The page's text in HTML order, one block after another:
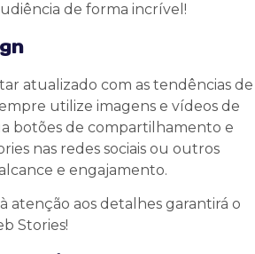
de forma incrível!
atualizado com as tendências de
utilize imagens e vídeos de
botões de compartilhamento e
nas redes sociais ou outros
e engajamento.
atenção aos detalhes garantirá o
Stories!